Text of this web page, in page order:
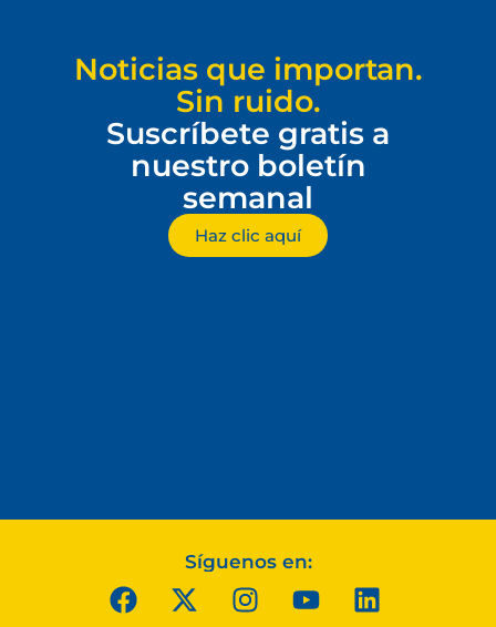
Noticias que importan.
Sin ruido.
Suscríbete gratis a
nuestro boletín
semanal
Haz clic aquí
Síguenos en: